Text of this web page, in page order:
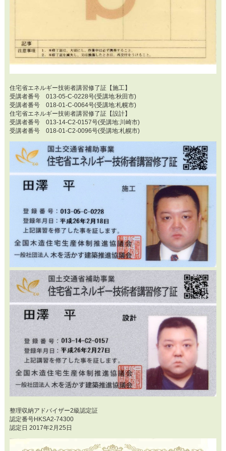
住宅省エネルギー技術者講習修了証【施工】
受講者番号 013-05-C-0228号(受講地:秋田市)
受講者番号 018-01-C-0064号(受講地:札幌市)
住宅省エネルギー技術者講習修了証【設計】
受講者番号 013-14-C2-0157号(受講地:川崎市)
受講者番号 018-01-C2-0096号(受講地:札幌市)
整理収納アドバイザー2級認定証
認定番号HKSA2-74300
認定日 2017年2月25日